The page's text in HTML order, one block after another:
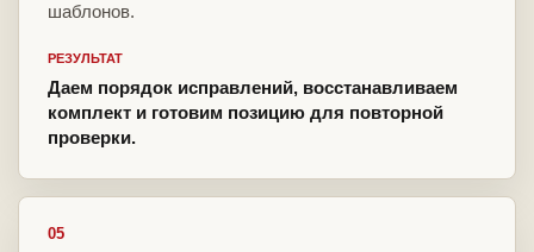
шаблонов.
РЕЗУЛЬТАТ
Даем порядок исправлений, восстанавливаем
комплект и готовим позицию для повторной
проверки.
05